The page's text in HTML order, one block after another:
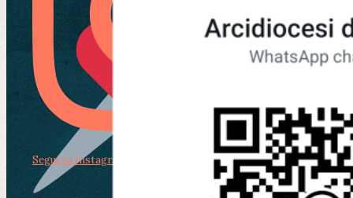
Segui su Instagram